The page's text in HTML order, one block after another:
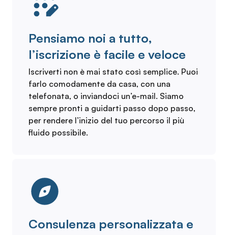
Pensiamo noi a tutto,
l’iscrizione è facile e veloce
Iscriverti non è mai stato così semplice. Puoi
farlo comodamente da casa, con una
telefonata, o inviandoci un’e-mail. Siamo
sempre pronti a guidarti passo dopo passo,
per rendere l’inizio del tuo percorso il più
fluido possibile.
Consulenza personalizzata e